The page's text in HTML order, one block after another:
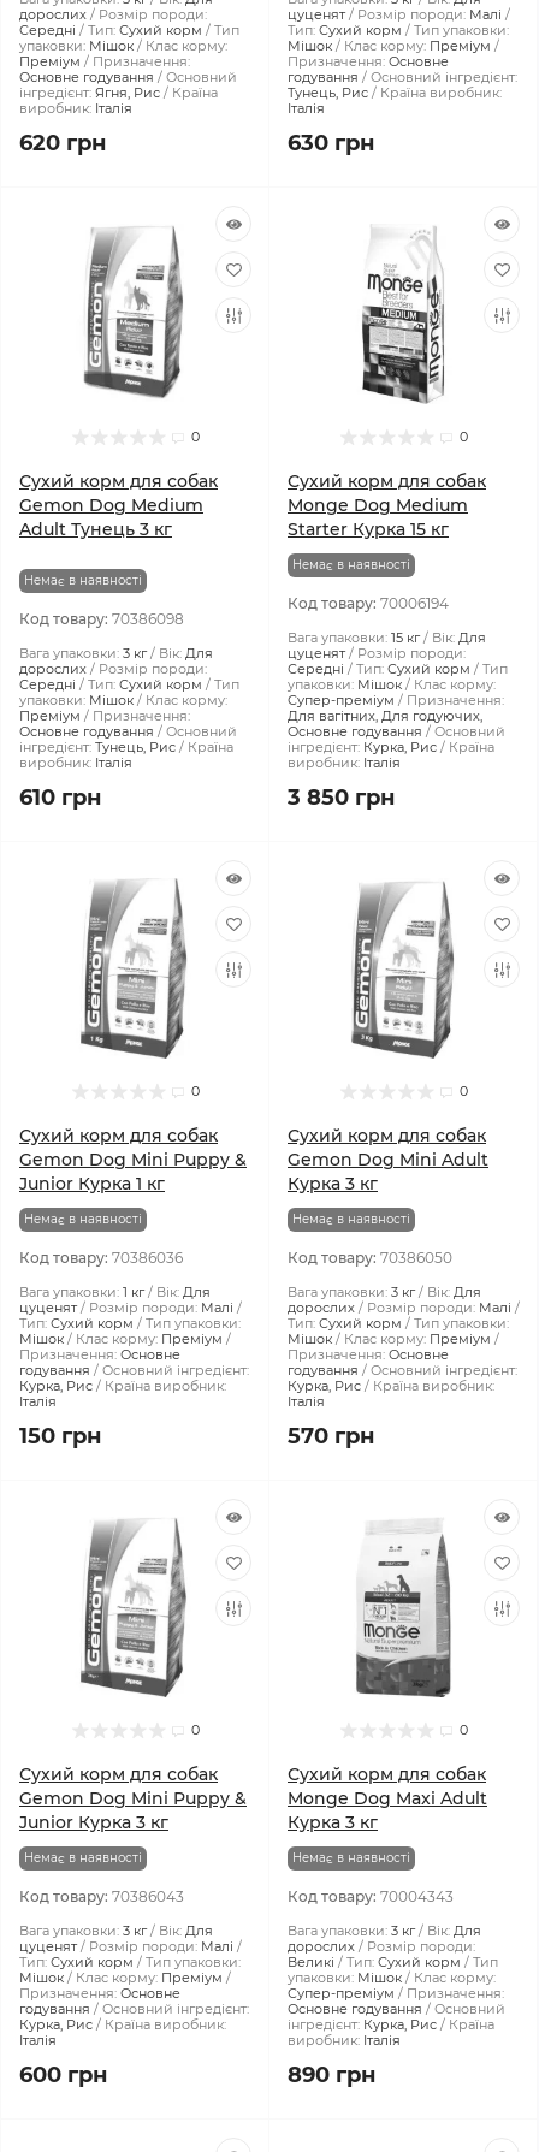
дорослих
Розмір породи:
Середні
Тип: Сухий корм
Тип
упаковки: Мішок
Клас корму:
Преміум
Призначення:
Основне годування
Основний
інгредієнт: Ягня, Рис
Країна
виробник: Італія
620 грн
цуценят
Розмір породи: Малі
Тип: Сухий корм
Тип упаковки:
Мішок
Клас корму: Преміум
Призначення: Основне
годування
Основний інгредієнт:
Тунець, Рис
Країна виробник:
Італія
630 грн
0
Сухий корм для собак
Gemon Dog Medium
Adult Тунeць 3 кг
Немає в наявності
Код товару: 70386098
Вага упаковки: 3 кг Вік: Для
дорослих
Розмір породи:
Середні
Тип: Сухий корм
Тип
упаковки: Мішок
Клас корму:
Преміум
Призначення:
Основне годування
Основний
інгредієнт: Тунець, Рис
Країна
виробник: Італія
610 грн
0
Сухий корм для собак
Monge Dog Medium
Starter Курка 15 кг
Немає в наявності
Код товару: 70006194
Вага упаковки: 15 кг Вік: Для
цуценят
Розмір породи:
Середні
Тип: Сухий корм
Тип
упаковки: Мішок
Клас корму:
Супер-преміум
Призначення:
Для вагітних, Для годуючих,
Основне годування
Основний
інгредієнт: Курка, Рис
Країна
виробник: Італія
3 850 грн
0
Сухий корм для собак
Gemon Dog Mini Puppy &
Junior Курка 1 кг
Немає в наявності
Код товару: 70386036
Вага упаковки: 1 кг Вік: Для
цуценят
Розмір породи: Малі
Тип: Сухий корм
Тип упаковки:
Мішок
Клас корму: Преміум
Призначення: Основне
годування
Основний інгредієнт:
Курка, Рис
Країна виробник:
Італія
150 грн
0
Сухий корм для собак
Gemon Dog Mini Adult
Курка 3 кг
Немає в наявності
Код товару: 70386050
Вага упаковки: 3 кг Вік: Для
дорослих
Розмір породи: Малі
Тип: Сухий корм
Тип упаковки:
Мішок
Клас корму: Преміум
Призначення: Основне
годування
Основний інгредієнт:
Курка, Рис
Країна виробник:
Італія
570 грн
0
Сухий корм для собак
Gemon Dog Mini Puppy &
Junior Курка 3 кг
Немає в наявності
Код товару: 70386043
Вага упаковки: 3 кг Вік: Для
цуценят
Розмір породи: Малі
Тип: Сухий корм
Тип упаковки:
Мішок
Клас корму: Преміум
Призначення: Основне
годування
Основний інгредієнт:
Курка, Рис
Країна виробник:
Італія
600 грн
0
Сухий корм для собак
Monge Dog Maxi Adult
Курка 3 кг
Немає в наявності
Код товару: 70004343
Вага упаковки: 3 кг Вік: Для
дорослих
Розмір породи:
Великі
Тип: Сухий корм
Тип
упаковки: Мішок
Клас корму:
Супер-преміум
Призначення:
Основне годування
Основний
інгредієнт: Курка, Рис
Країна
виробник: Італія
890 грн